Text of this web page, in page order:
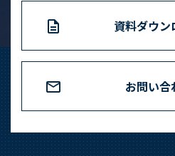
資料ダウン
お問い合